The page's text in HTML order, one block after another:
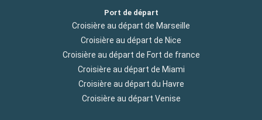
Port de départ
Croisière au départ de Marseille
Croisière au départ de Nice
Croisière au départ de Fort de france
Croisière au départ de Miami
Croisière au départ du Havre
Croisière au départ Venise